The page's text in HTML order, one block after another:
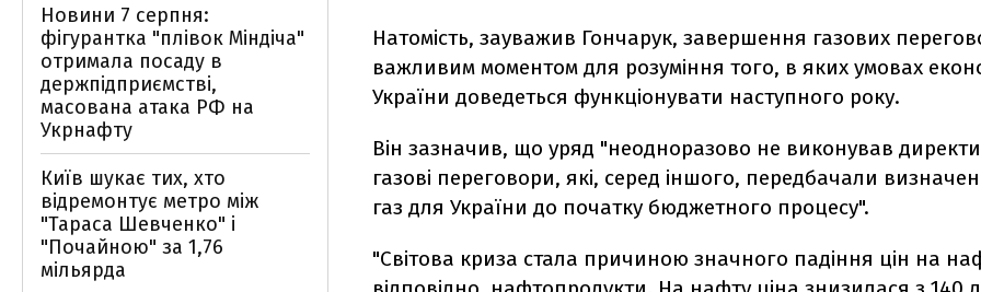
Натомість, зауважив Гончарук, завершення газових
важливим моментом для розуміння того, в яких умовах
України доведеться функціонувати наступного року.
Він зазначив, що уряд "неодноразово не виконував
газові переговори, які, серед іншого, передбачали
газ для України до початку бюджетного процесу".
"Світова криза стала причиною значного падіння цін на
Новини 7 серпня:
фігурантка "плівок Міндіча"
отримала посаду в
держпідприємстві,
масована атака РФ на
Укрнафту
Київ шукає тих, хто
відремонтує метро між
"Тараса Шевченко" і
"Почайною" за 1,76
мільярда